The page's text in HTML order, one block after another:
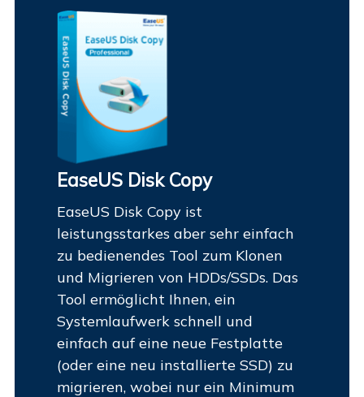
EaseUS Disk Copy
EaseUS Disk Copy ist
leistungsstarkes aber sehr einfach
zu bedienendes Tool zum Klonen
und Migrieren von HDDs/SSDs. Das
Tool ermöglicht Ihnen, ein
Systemlaufwerk schnell und
einfach auf eine neue Festplatte
(oder eine neu installierte SSD) zu
migrieren, wobei nur ein Minimum